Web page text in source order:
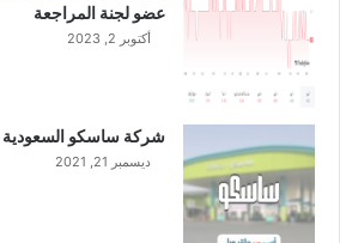
عضو لجنة المراجعة
أكتوبر 2, 2023
شركة ساسكو السعودية
ديسمبر 21, 2021